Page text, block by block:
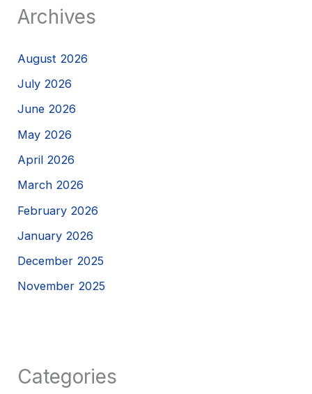
Archives
August 2026
July 2026
June 2026
May 2026
April 2026
March 2026
February 2026
January 2026
December 2025
November 2025
Categories